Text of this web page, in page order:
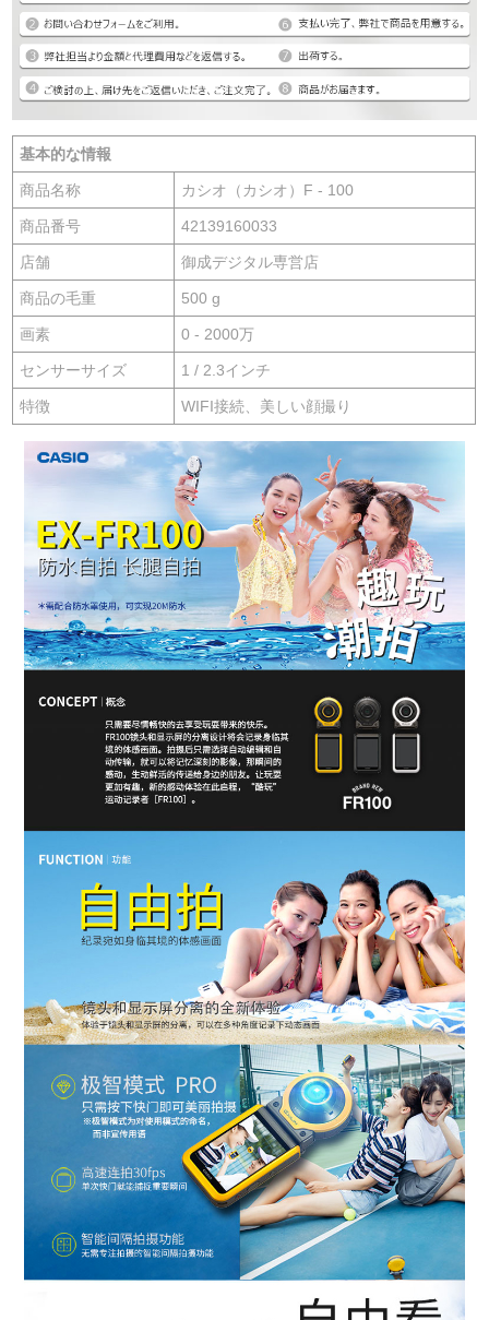
基本的な情報
商品名称 カシオ（カシオ）F - 100
商品番号 42139160033
店舗 御成デジタル専営店
商品の毛重 500 g
画素 0 - 2000万
センサーサイズ 1 / 2.3インチ
特徴 WIFI接続、美しい顔撮り